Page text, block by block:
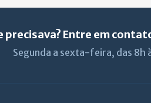
precisava? Entre em
Segunda a sexta-feira, das 8h